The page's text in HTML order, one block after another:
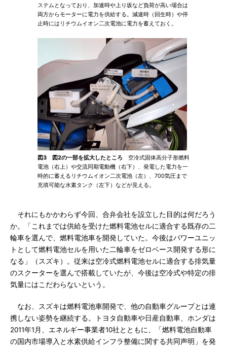
ステムとなっており、加速時や上り坂など負荷が高い場合は
両方からモーターに電力を供給する。減速時（回生時）や停
止時にはリチウムイオン二次電池に電力を蓄えておく。
図3 図2の一部を拡大したところ 空冷式固体高分子形燃料
電池（右上）や交流同期電動機（右下）、発電した電力を一
時的に蓄えるリチウムイオン二次電池（左）、700気圧まで
充填可能な水素タンク（左下）などが見える。
それにもかかわらず今回、合弁会社を設立した目的は何だろう
か。「これまでは供給を受けた燃料電池セルに適合する既存の二
輪車を選んで、燃料電池車を開発していた。今後はパワーユニッ
トとして燃料電池セルを用いた二輪車をゼロベース開発する形に
なる」（スズキ）。従来は空冷式燃料電池セルに適合する排気量
のスクーターを選んで搭載していたが、今後は空冷式や特定の排
気量にはこだわらないという。
なお、スズキは燃料電池車開発で、他の自動車グループとは連
携しない姿勢を継続する。トヨタ自動車や日産自動車、ホンダは
2011年1月、エネルギー事業者10社とともに、「燃料電池自動車
の国内市場導入と水素供給インフラ整備に関する共同声明」を発